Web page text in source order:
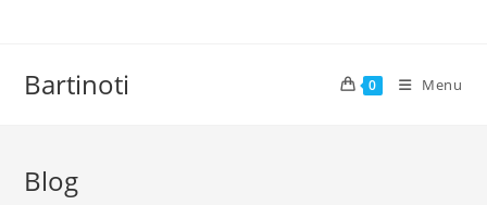
Bartinoti 0 Menu
Blog